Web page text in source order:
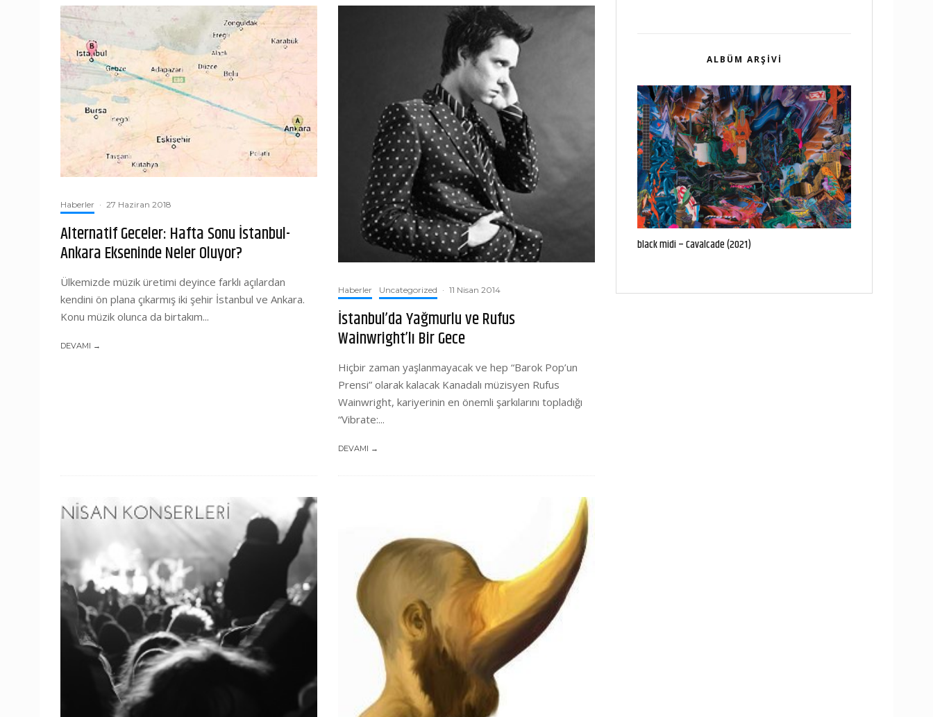
Haberler · 27 Haziran 2018
Alternatif Geceler: Hafta Sonu İstanbul-
Ankara Ekseninde Neler Oluyor?
Ülkemizde müzik üretimi deyince farklı açılardan
kendini ön plana çıkarmış iki şehir İstanbul ve Ankara.
Konu müzik olunca da birtakım...
DEVAMI →
Haberler Uncategorized · 11 Nisan 2014
İstanbul’da Yağmurlu ve Rufus
Wainwright’lı Bir Gece
Hiçbir zaman yaşlanmayacak ve hep “Barok Pop’un
Prensi” olarak kalacak Kanadalı müzisyen Rufus
Wainwright, kariyerinin en önemli şarkılarını topladığı
“Vibrate:...
DEVAMI →
ALBÜM ARŞIVI
black midi – Cavalcade (2021)